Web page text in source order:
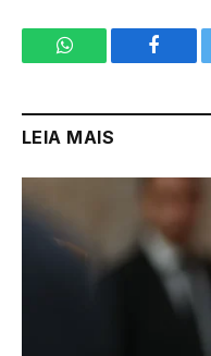
WhatsApp
LEIA MAIS